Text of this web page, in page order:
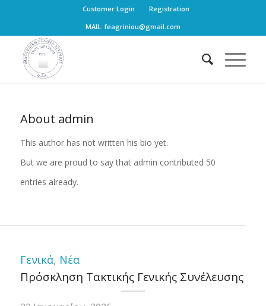
Customer Login
Registration
MAIL: feagriniou@gmail.com
About admin
This author has not written his bio yet.
But we are proud to say that admin contributed 50
entries already.
Γενικά, Νέα
Πρόσκληση Τακτικής Γενικής Συνέλευσης